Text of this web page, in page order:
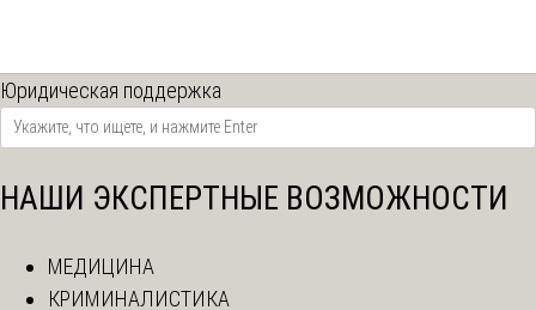
Юридическая поддержка
НАШИ ЭКСПЕРТНЫЕ ВОЗМОЖНОСТИ
МЕДИЦИНА
КРИМИНАЛИСТИКА